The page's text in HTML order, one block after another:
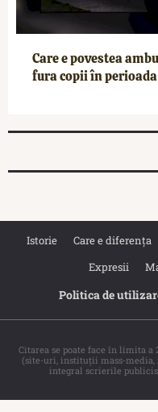
Care e povestea
fura copii în
Istorie Care e diferența
Expresii
Politica de
Citarea se poate face în limita a
(site-uri, instituţii mass-media,
integral scrierile